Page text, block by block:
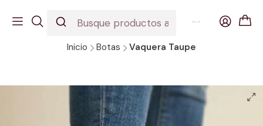
DESCUBRE NUESTROS INCREIBLES MODELOS
Inicio Botas Vaquera Taupe